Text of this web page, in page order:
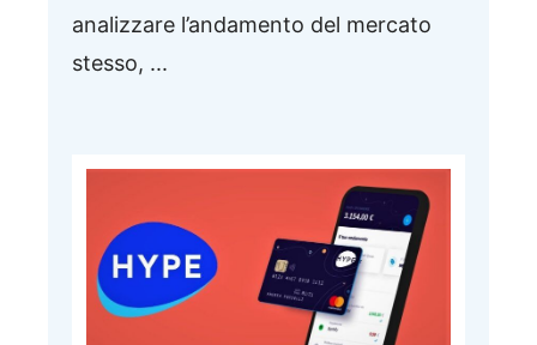
analizzare l’andamento del mercato
stesso, ...